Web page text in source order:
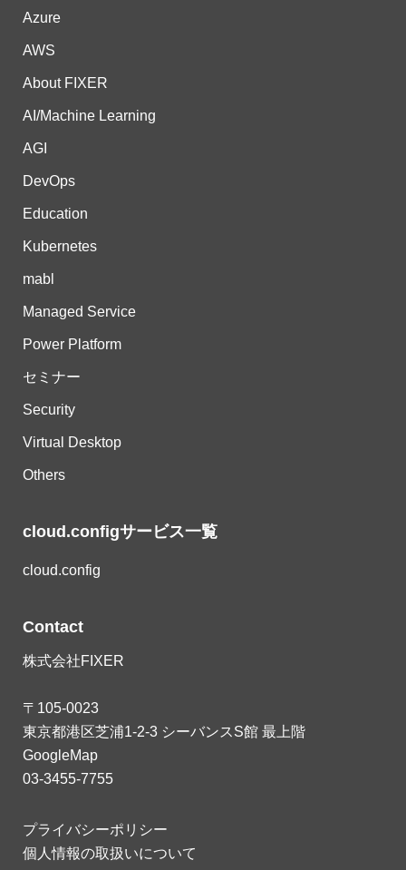
Azure
AWS
About FIXER
AI/Machine Learning
AGI
DevOps
Education
Kubernetes
mabl
Managed Service
Power Platform
セミナー
Security
Virtual Desktop
Others
cloud.configサービス一覧
cloud.config
Contact
株式会社FIXER
〒105-0023
東京都港区芝浦1-2-3 シーバンスS館 最上階
GoogleMap
03-3455-7755
プライバシーポリシー
個人情報の取扱いについて